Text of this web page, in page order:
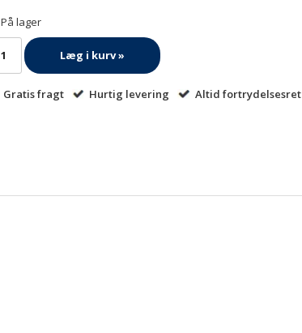
På lager
Læg i kurv »
Gratis fragt Hurtig levering Altid fortrydelsesret